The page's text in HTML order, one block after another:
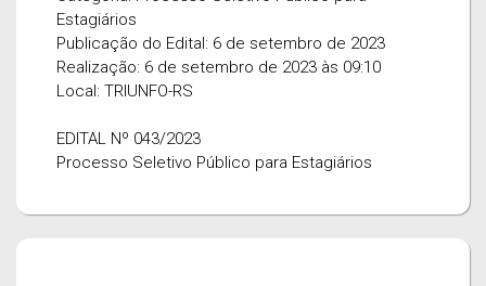
Estagiários
Publicação do Edital: 6 de setembro de 2023
Realização: 6 de setembro de 2023 às 09:10
Local: TRIUNFO-RS
EDITAL Nº 043/2023
Processo Seletivo Público para Estagiários